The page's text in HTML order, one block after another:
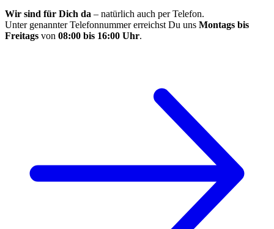
Wir sind für Dich da – natürlich auch per Telefon.
Unter genannter Telefonnummer erreichst Du uns Montags bis
Freitags von 08:00 bis 16:00 Uhr.